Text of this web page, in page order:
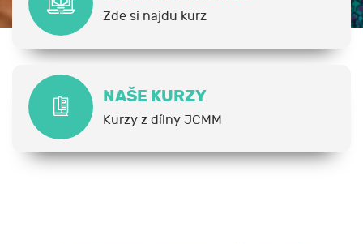
Zde si najdu kurz
NAŠE KURZY
Kurzy z dílny JCMM